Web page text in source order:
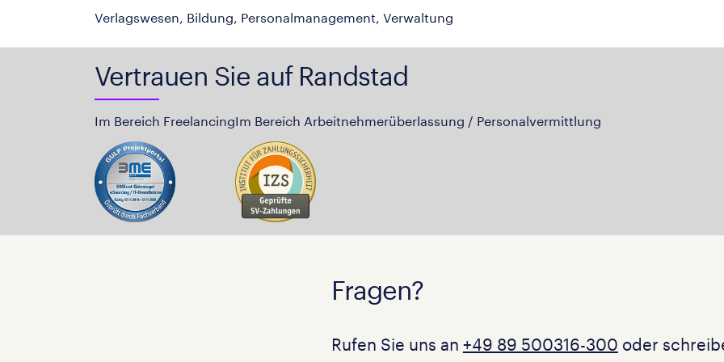
Verlagswesen, Bildung, Personalmanagement, Verwaltung
Vertrauen Sie auf Randstad
Im Bereich FreelancingIm Bereich Arbeitnehmerüberlassung / Personalvermittlung
Fragen?
Rufen Sie uns an +49 89 500316-300 oder